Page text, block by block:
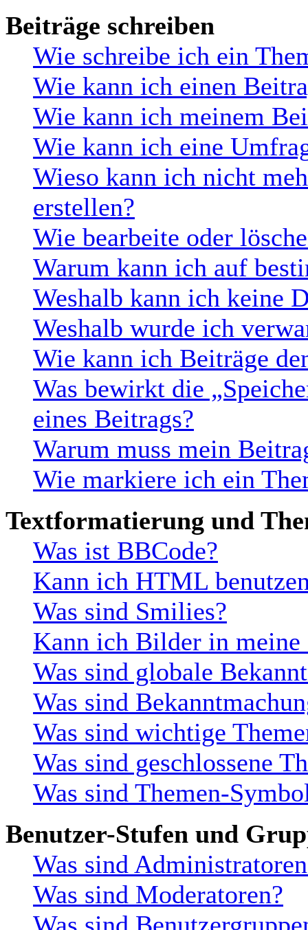
Beiträge schreiben
Wie schreibe ich ein
Wie kann ich einen
Wie kann ich meinem
Wie kann ich eine
Wieso kann ich nicht
erstellen?
Wie bearbeite oder
Warum kann ich auf
Weshalb kann ich keine
Weshalb wurde ich
Wie kann ich Beiträge
Was bewirkt die
eines Beitrags?
Warum muss mein
Wie markiere ich ein
Textformatierung und
Was ist BBCode?
Kann ich HTML
Was sind Smilies?
Kann ich Bilder in meine
Was sind globale
Was sind
Was sind wichtige
Was sind geschlossene
Was sind Themen-
Benutzer-Stufen und
Was sind
Was sind Moderatoren?